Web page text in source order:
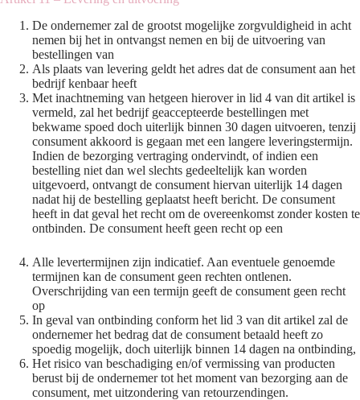
De ondernemer zal de grootst mogelijke zorgvuldigheid in acht
nemen bij het in ontvangst nemen en bij de uitvoering van
bestellingen van
Als plaats van levering geldt het adres dat de consument aan het
bedrijf kenbaar heeft
Met inachtneming van hetgeen hierover in lid 4 van dit artikel is
vermeld, zal het bedrijf geaccepteerde bestellingen met
bekwame spoed doch uiterlijk binnen 30 dagen uitvoeren, tenzij
consument akkoord is gegaan met een langere leveringstermijn.
Indien de bezorging vertraging ondervindt, of indien een
bestelling niet dan wel slechts gedeeltelijk kan worden
uitgevoerd, ontvangt de consument hiervan uiterlijk 14 dagen
nadat hij de bestelling geplaatst heeft bericht. De consument
heeft in dat geval het recht om de overeenkomst zonder kosten te
ontbinden. De consument heeft geen recht op een
Alle levertermijnen zijn indicatief. Aan eventuele genoemde
termijnen kan de consument geen rechten ontlenen.
Overschrijding van een termijn geeft de consument geen recht
op
In geval van ontbinding conform het lid 3 van dit artikel zal de
ondernemer het bedrag dat de consument betaald heeft zo
spoedig mogelijk, doch uiterlijk binnen 14 dagen na ontbinding,
Het risico van beschadiging en/of vermissing van producten
berust bij de ondernemer tot het moment van bezorging aan de
consument, met uitzondering van retourzendingen.